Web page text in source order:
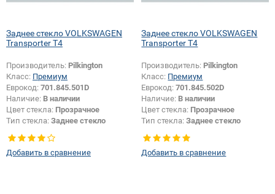
Заднее стекло VOLKSWAGEN
Transporter T4
Производитель: Pilkington
Класс: Премиум
Еврокод: 701.845.501D
Наличие: В наличии
Цвет стекла: Прозрачное
Тип стекла: Заднее стекло
Добавить в сравнение
Заднее стекло VOLKSWAGEN
Transporter T4
Производитель: Pilkington
Класс: Премиум
Еврокод:701.845.502D
Наличие: В наличии
Цвет стекла: Прозрачное
Тип стекла:Заднее стекло
Добавить в сравнение